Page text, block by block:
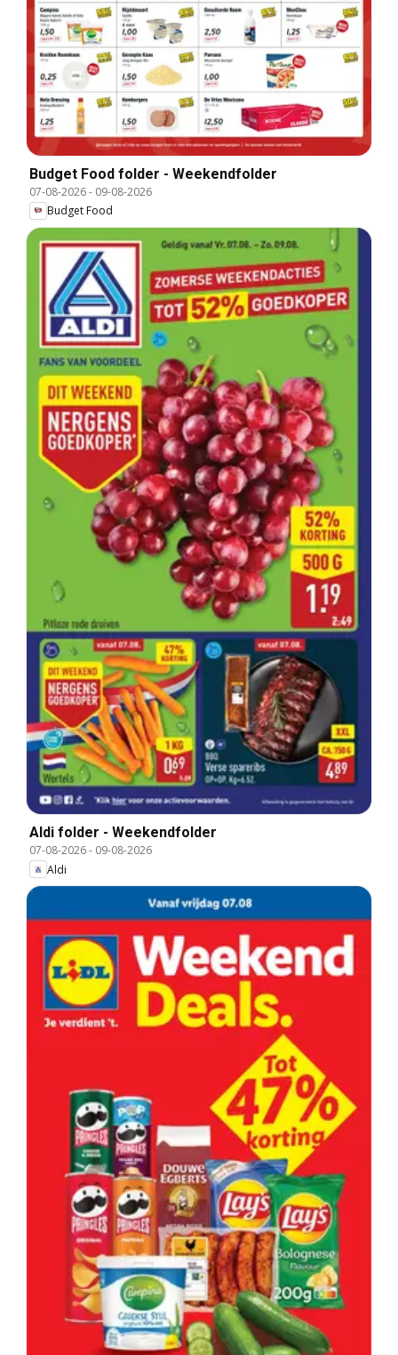
Budget Food folder - Weekendfolder
07-08-2026- 09-08-2026
Budget Food
Aldi folder - Weekendfolder
07-08-2026- 09-08-2026
Aldi